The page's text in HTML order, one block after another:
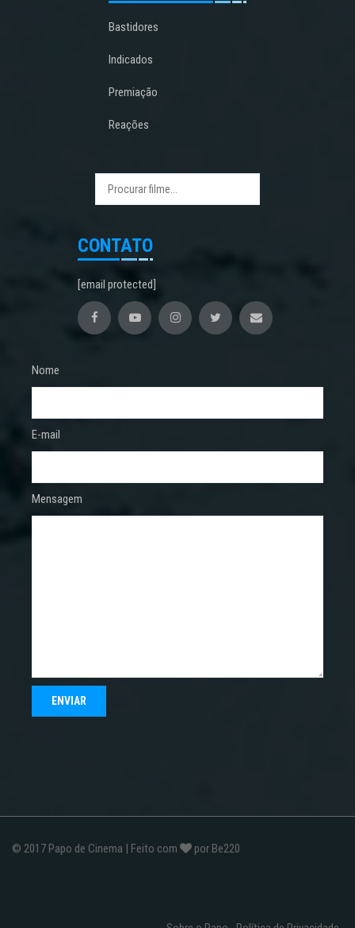
Bastidores
Indicados
Premiação
Reações
CONTATO
[email protected]
Nome
E-mail
Mensagem
© 2017 Papo de Cinema | Feito com por Be220